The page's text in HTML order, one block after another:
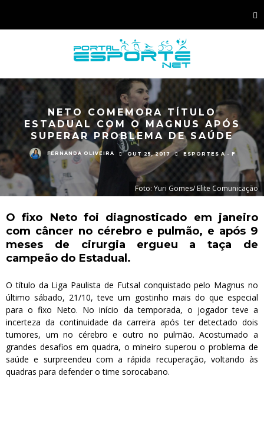
NETO COMEMORA TÍTULO
ESTADUAL COM O MAGNUS APÓS
SUPERAR PROBLEMA DE SAÚDE
FERNANDA OLIVEIRA OUT 25, 2017 ESPORTES A - F
Foto: Yuri Gomes/ Elite Comunicação
O fixo Neto foi diagnosticado em janeiro
com câncer no cérebro e pulmão, e após 9
meses de cirurgia ergueu a taça de
campeão do Estadual.
O título da Liga Paulista de Futsal conquistado pelo Magnus no
último sábado, 21/10, teve um gostinho mais do que especial
para o fixo Neto. No início da temporada, o jogador teve a
incerteza da continuidade da carreira após ter detectado dois
tumores, um no cérebro e outro no pulmão. Acostumado a
grandes desafios em quadra, o mineiro superou o problema de
saúde e surpreendeu com a rápida recuperação, voltando às
quadras para defender o time sorocabano.